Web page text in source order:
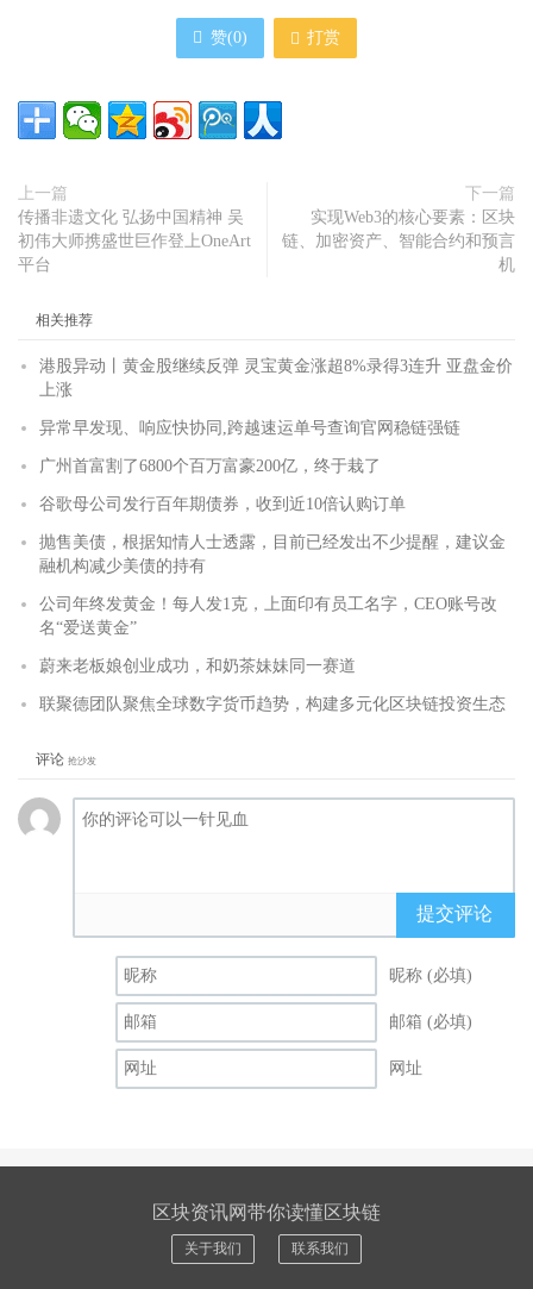
赞(0) 打赏
上一篇
传播非遗文化 弘扬中国精神 吴
初伟大师携盛世巨作登上OneArt
平台
下一篇
实现Web3的核心要素：区块
链、加密资产、智能合约和预言
机
相关推荐
港股异动丨黄金股继续反弹 灵宝黄金涨超8%录得3连升 亚盘金价
上涨
异常早发现、响应快协同,跨越速运单号查询官网稳链强链
广州首富割了6800个百万富豪200亿，终于栽了
谷歌母公司发行百年期债券，收到近10倍认购订单
抛售美债，根据知情人士透露，目前已经发出不少提醒，建议金
融机构减少美债的持有
公司年终发黄金！每人发1克，上面印有员工名字，CEO账号改
名“爱送黄金”
蔚来老板娘创业成功，和奶茶妹妹同一赛道
联聚德团队聚焦全球数字货币趋势，构建多元化区块链投资生态
评论 抢沙发
提交评论
昵称 (必填)
邮箱 (必填)
网址
区块资讯网带你读懂区块链
关于我们 联系我们